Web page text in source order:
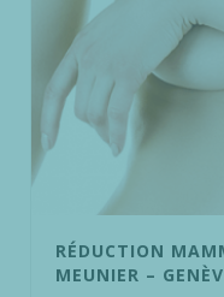
RÉDUCTION
MEUNIER –